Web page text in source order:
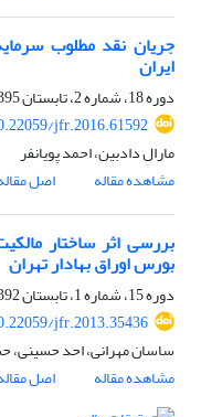
جریان نقد مطلوب
ایران
دوره 18، شماره 2، تابستان 1395، صفحه
jfr.2016.61592
مارال دادبین، احمد پویانفر
مشاهده مقاله
اصل
بورس اوراق بهادار تهران
دوره 15، شماره 1، تابستان 1392، صفحه
jfr.2013.35436
ساسان مهرانی، احد حسینی،
مشاهده مقاله
اصل